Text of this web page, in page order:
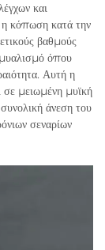
και
η κόπωση κατά την
βαθμούς
όπου
Αυτή η
σε μειωμένη μυϊκή
άνεση του
σεναρίων